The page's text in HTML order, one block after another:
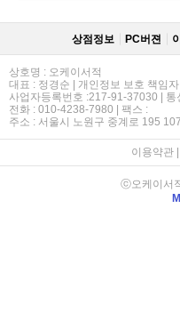
상점정보 PC버젼
상호명 : 오케이서적
대표 : 정경순 | 개인정보 보호 책임
사업자등록번호 :217-91-37030 |
전화 : 010-4238-7980 | 팩스 :
주소 : 서울시 노원구 중계로 195
이용약관|
ⓒ오케이서